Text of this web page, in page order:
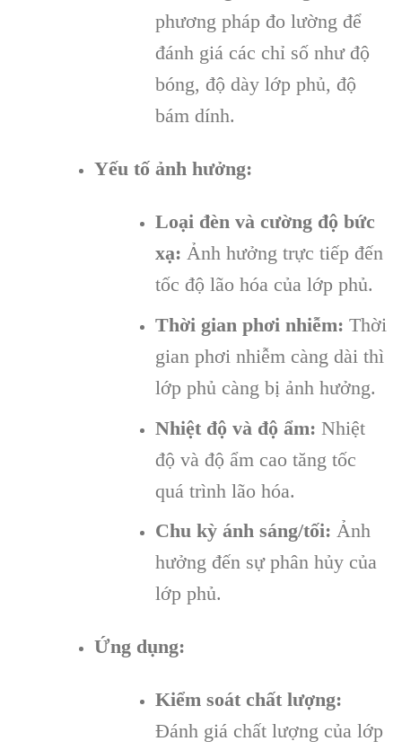
phương pháp đo lường để
đánh giá các chỉ số như độ
bóng, độ dày lớp phủ, độ
bám dính.
Yếu tố ảnh hưởng:
Loại đèn và cường độ bức
xạ: Ảnh hưởng trực tiếp đến
tốc độ lão hóa của lớp phủ.
Thời gian phơi nhiễm: Thời
gian phơi nhiễm càng dài thì
lớp phủ càng bị ảnh hưởng.
Nhiệt độ và độ ẩm: Nhiệt
độ và độ ẩm cao tăng tốc
quá trình lão hóa.
Chu kỳ ánh sáng/tối: Ảnh
hưởng đến sự phân hủy của
lớp phủ.
Ứng dụng:
Kiểm soát chất lượng:
Đánh giá chất lượng của lớp